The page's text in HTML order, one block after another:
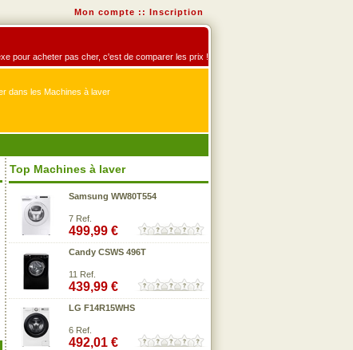
Mon compte :: Inscription
pour acheter pas cher, c'est de comparer les prix !
dans les Machines à laver
Top Machines à laver
Samsung WW80T554
7 Ref.
499,99 €
Candy CSWS 496T
11 Ref.
439,99 €
LG F14R15WHS
6 Ref.
492,01 €